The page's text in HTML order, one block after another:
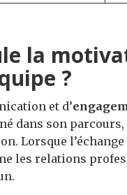
la
?
et d’
dans son
Lorsque
les relations